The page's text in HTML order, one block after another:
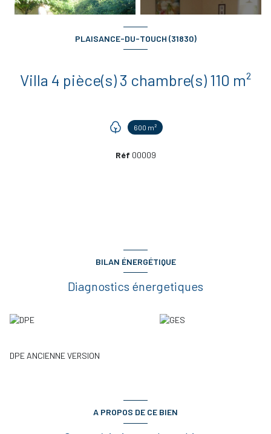
+4
PLAISANCE-DU-TOUCH (31830)
Villa 4 pièce(s) 3 chambre(s) 110 m²
600 m²
Réf 00009
BILAN ÉNERGÉTIQUE
Diagnostics énergetiques
DPE ANCIENNE VERSION
A PROPOS DE CE BIEN